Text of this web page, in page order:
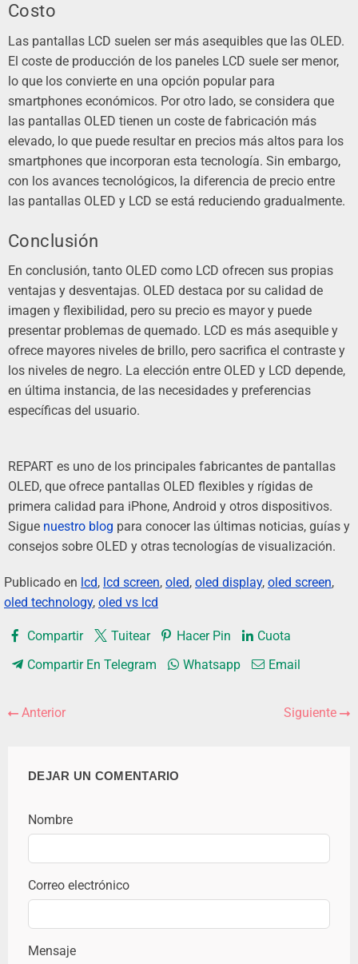
Costo
Las pantallas LCD suelen ser más asequibles que las OLED.
El coste de producción de los paneles LCD suele ser menor,
lo que los convierte en una opción popular para
smartphones económicos. Por otro lado, se considera que
las pantallas OLED tienen un coste de fabricación más
elevado, lo que puede resultar en precios más altos para los
smartphones que incorporan esta tecnología. Sin embargo,
con los avances tecnológicos, la diferencia de precio entre
las pantallas OLED y LCD se está reduciendo gradualmente.
Conclusión
En conclusión, tanto OLED como LCD ofrecen sus propias
ventajas y desventajas. OLED destaca por su calidad de
imagen y flexibilidad, pero su precio es mayor y puede
presentar problemas de quemado. LCD es más asequible y
ofrece mayores niveles de brillo, pero sacrifica el contraste y
los niveles de negro. La elección entre OLED y LCD depende,
en última instancia, de las necesidades y preferencias
específicas del usuario.
REPART es uno de los principales fabricantes de pantallas
OLED, que ofrece pantallas OLED flexibles y rígidas de
primera calidad para iPhone, Android y otros dispositivos.
Sigue nuestro blog para conocer las últimas noticias, guías y
consejos sobre OLED y otras tecnologías de visualización.
Publicado en lcd, lcd screen, oled, oled display, oled screen,
oled technology, oled vs lcd
Compartir Tuitear Hacer Pin
Cuota
Compartir En Telegram
Whatsapp Email
Anterior Siguiente
DEJAR UN COMENTARIO
Nombre
Correo electrónico
Mensaje